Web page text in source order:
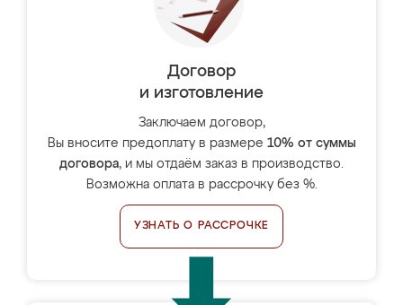
Договор
и изготовление
Заключаем договор,
Вы вносите предоплату в размере 10% от суммы
договора, и мы отдаём заказ в производство.
Возможна оплата в рассрочку без %.
УЗНАТЬ О РАССРОЧКЕ